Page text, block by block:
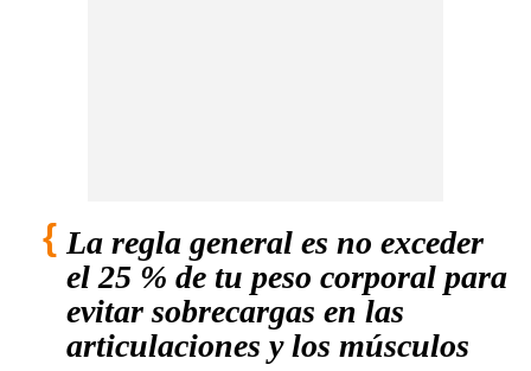
La regla general es no exceder
el 25 % de tu peso corporal para
evitar sobrecargas en las
articulaciones y los músculos